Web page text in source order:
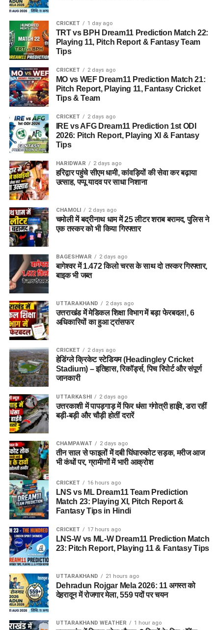
CRICKET 1 day ago
TRT vs BPH Dream11 Prediction Match 22:
Playing 11, Pitch Report & Fantasy Team
Tips
CRICKET 2 days ago
MO vs WEF Dream11 Prediction Match 21:
Pitch Report, Playing 11, Fantasy Cricket
Tips & Team
CRICKET 2 days ago
IRE vs AFG Dream11 Prediction 1st ODI
2026: Pitch Report, Playing XI & Fantasy
Tips
HARIDWAR 2 days ago
हरिद्वार पहुंचे सीएम धामी, कांवड़ियों की सेवा कर बढ़ाया
उत्साह, पप्पू यादव पर साधा निशाना
CHAMOLI 2 days ago
चमोली में बद्रीनाथ धाम में 25 लीटर शराब बरामद, पुलिस ने
एक तस्कर को भी किया गिरफ्तार
BAGESHWAR 2 days ago
बागेश्वर में 1.472 किलो चरस के साथ दो तस्कर गिरफ्तार,
बाइक भी जब्त
UTTARAKHAND 2 days ago
उत्तराखंड में मेडिकल शिक्षा विभाग में बड़ा फेरबदल!, 6
अधिकारियों का हुआ ट्रांसफर
CRICKET 2 days ago
हेडिंग्ले क्रिकेट स्टेडियम (Headingley Cricket
Stadium) – इतिहास, रिकॉर्ड्स, पिच रिपोर्ट और संपूर्ण
जानकारी
UTTARKASHI 2 days ago
उत्तरकाशी में पापड़गाड़ में फिर धंसा गंगोत्री हाईवे, डरा रहीं
बड़ी-बड़ी और चौड़ी होतीं दरारें
CHAMPAWAT 2 days ago
तीन साल से फाइलों में दबी घिंघारुकोट सड़क, मरीज आज
भी कंधों पर, ग्रामीणों में भारी आक्रोश
CRICKET 16 hours ago
LNS vs ML Dream11 Team Prediction
Match 23: Playing XI, Pitch Report &
Fantasy Tips in Hindi
CRICKET 17 hours ago
LNS-W vs ML-W Dream11 Prediction Match
23: Pitch Report, Playing 11 & Fantasy Tips
UTTARAKHAND 21 hours ago
Dehradun Rojgar Mela 2026: 11 अगस्त को
देहरादून में रोजगार मेला, 559 पदों पर चयन
UTTARAKHAND WEATHER 1 hour ago